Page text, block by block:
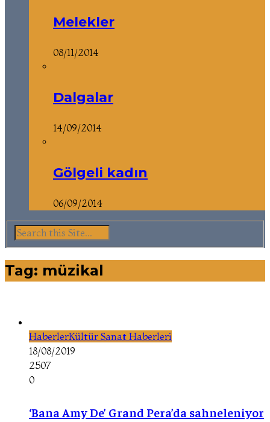
Melekler
08/11/2014
Dalgalar
14/09/2014
Gölgeli kadın
06/09/2014
Tag: müzikal
HaberlerKültür Sanat Haberleri
18/08/2019
2507
0
‘Bana Amy De’ Grand Pera’da sahneleniyor